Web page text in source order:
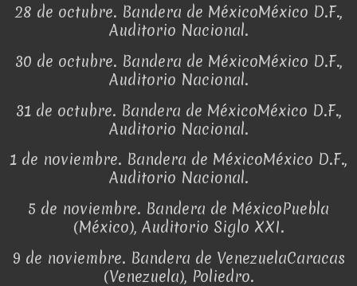
28 de octubre. Bandera de MéxicoMéxico D.F.,
Auditorio Nacional.
30 de octubre. Bandera de MéxicoMéxico D.F.,
Auditorio Nacional.
31 de octubre. Bandera de MéxicoMéxico D.F.,
Auditorio Nacional.
1 de noviembre. Bandera de MéxicoMéxico D.F.,
Auditorio Nacional.
5 de noviembre. Bandera de MéxicoPuebla
(México), Auditorio Siglo XXI.
9 de noviembre. Bandera de VenezuelaCaracas
(Venezuela), Poliedro.